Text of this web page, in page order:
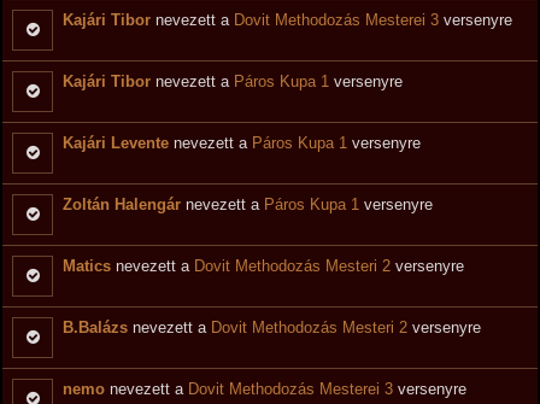
Kajári Tibor nevezett a Dovit Methodozás Mesterei 3 versenyre
Kajári Tibor nevezett a Páros Kupa 1 versenyre
Kajári Levente nevezett a Páros Kupa 1 versenyre
Zoltán Halengár nevezett a Páros Kupa 1 versenyre
Matics nevezett a Dovit Methodozás Mesteri 2 versenyre
B.Balázs nevezett a Dovit Methodozás Mesteri 2 versenyre
nemo nevezett a Dovit Methodozás Mesterei 3 versenyre